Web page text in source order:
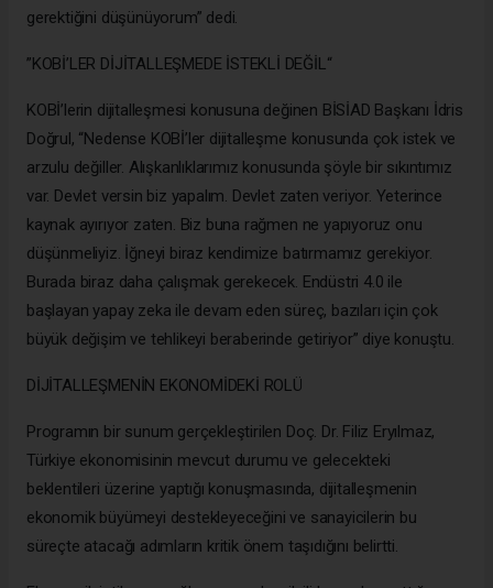
gerektiğini düşünüyorum” dedi.
“KOBİ’LER DİJİTALLEŞMEDE İSTEKLİ DEĞİL”
KOBİ’lerin dijitalleşmesi konusuna değinen BİSİAD Başkanı İdris
Doğrul, “Nedense KOBİ’ler dijitalleşme konusunda çok istek ve
arzulu değiller. Alışkanlıklarımız konusunda şöyle bir sıkıntımız
var. Devlet versin biz yapalım. Devlet zaten veriyor. Yeterince
kaynak ayırıyor zaten. Biz buna rağmen ne yapıyoruz onu
düşünmeliyiz. İğneyi biraz kendimize batırmamız gerekiyor.
Burada biraz daha çalışmak gerekecek. Endüstri 4.0 ile
başlayan yapay zeka ile devam eden süreç, bazıları için çok
büyük değişim ve tehlikeyi beraberinde getiriyor” diye konuştu.
DİJİTALLEŞMENİN EKONOMİDEKİ ROLÜ
Programın bir sunum gerçekleştirilen Doç. Dr. Filiz Eryılmaz,
Türkiye ekonomisinin mevcut durumu ve gelecekteki
beklentileri üzerine yaptığı konuşmasında, dijitalleşmenin
ekonomik büyümeyi destekleyeceğini ve sanayicilerin bu
süreçte atacağı adımların kritik önem taşıdığını belirtti.